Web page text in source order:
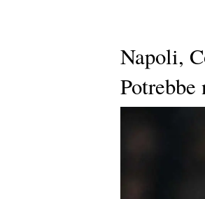
Napoli,
Potrebbe